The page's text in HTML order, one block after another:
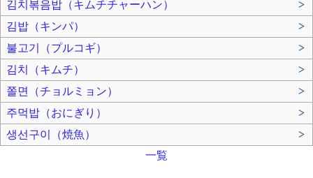
김치볶음밥（キムチチャーハン）
>
김밥（キンパ）
>
불고기（プルコギ）
>
김치（キムチ）
>
쫄면（チョルミョン）
>
주먹밥（おにぎり）
>
생선구이（焼魚）
>
一覧